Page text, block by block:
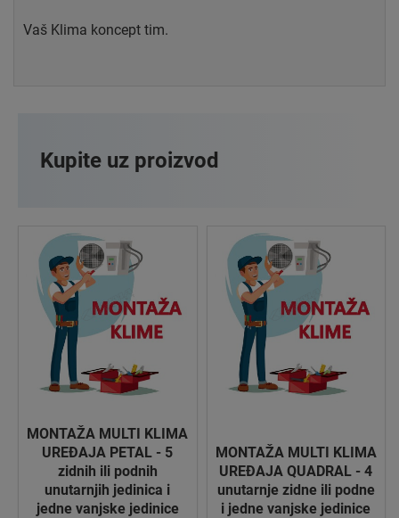
Vaš Klima koncept tim.
Kupite uz proizvod
MONTAŽA MULTI KLIMA
UREĐAJA PETAL - 5
zidnih ili podnih
unutarnjih jedinica i
jedne vanjske jedinice
MONTAŽA MULTI KLIMA
UREĐAJA QUADRAL - 4
unutarnje zidne ili podne
i jedne vanjske jedinice